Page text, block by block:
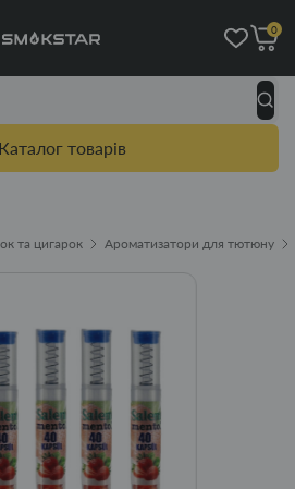
Каталог товарів
0
та цигарок Ароматизатори для тютюну